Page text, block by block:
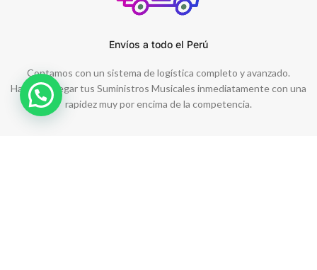
Envíos a todo el Perú
Contamos con un sistema de logística completo y avanzado.
Hacemos llegar tus Suministros Musicales inmediatamente con una
rapidez muy por encima de la competencia.